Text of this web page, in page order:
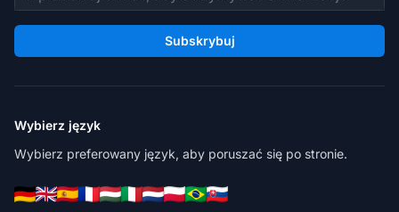
Subskrybuj
Wybierz język
Wybierz preferowany język, aby poruszać się po stronie.